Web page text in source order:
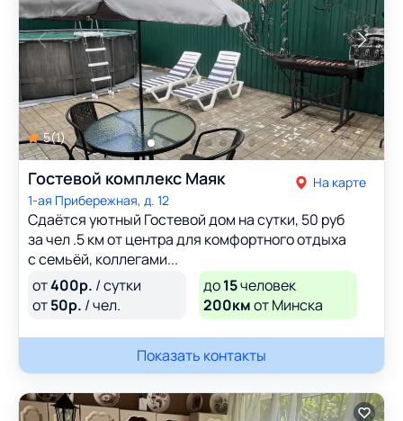
5(1)
Гостевой комплекс Маяк
1-ая Прибережная, д. 12
На карте
Сдаётся уютный Гостевой дом на сутки, 50 руб
за чел .5 км от центра для комфортного отдыха
с семьёй, коллегами...
от400р. / сутки
от50р. / чел.
до15человек
200кмот Минска
Показать контакты